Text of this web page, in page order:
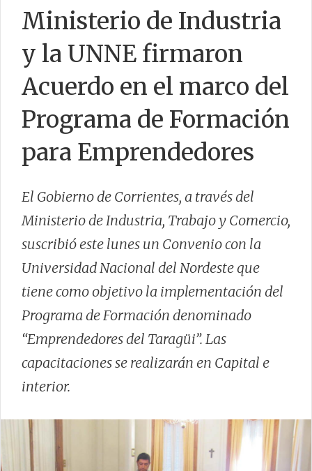
SERVICIOS
LEGISLACIÓN
CONTACTO
Ministerio de Industria
y la UNNE firmaron
Acuerdo en el marco del
Programa de Formación
para Emprendedores
El Gobierno de Corrientes, a través del
Ministerio de Industria, Trabajo y Comercio,
suscribió este lunes un Convenio con la
Universidad Nacional del Nordeste que
tiene como objetivo la implementación del
Programa de Formación denominado
“Emprendedores del Taragüi”. Las
capacitaciones se realizarán en Capital e
interior.